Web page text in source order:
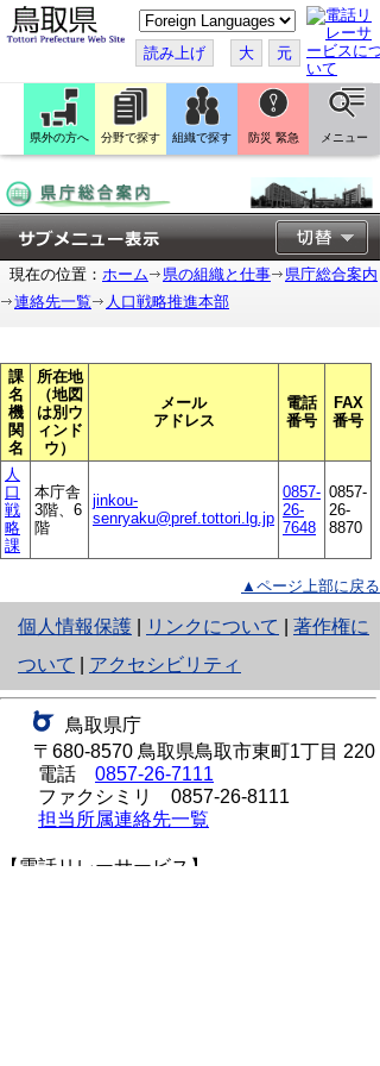
こ
の
ペ
ー
ジ
翻
訳
す
読み上げ 大 元
県外の方へ 分野で探す 組織で探す 防災 緊急 メニュー
現在の位置： ホーム 県の組織と仕事
県庁総合案内
連絡先一覧
人口戦略推進本部
課
名
機
関
名
所在地
（地図
は別ウ
ィンド
ウ）
メール
アドレス
電話
番号
FAX
番号
人
口
戦
略
課
本庁舎
3階、6
階
jinkou-
senryaku@pref.tottori.lg.jp
0857-
26-
7648
0857-
26-
8870
▲ページ上部に戻る
個人情報保護
と
り
ネ
ッ
ト
へ
リンクについて
著作権に
ついて
アクセシビリティ
鳥取県庁
〒680-8570 鳥取県鳥取市東町1丁目 220
電話 0857-26-7111
ファクシミリ 0857-26-8111
担当所属連絡先一覧
【電話リレーサービス】